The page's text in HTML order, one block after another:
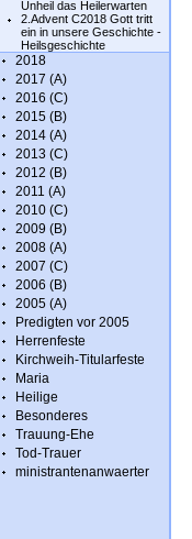
Unheil das Heilerwarten
2.Advent C2018 Gott tritt
ein in unsere Geschichte -
Heilsgeschichte
2018
2017 (A)
2016 (C)
2015 (B)
2014 (A)
2013 (C)
2012 (B)
2011 (A)
2010 (C)
2009 (B)
2008 (A)
2007 (C)
2006 (B)
2005 (A)
Predigten vor 2005
Herrenfeste
Kirchweih-Titularfeste
Maria
Heilige
Besonderes
Trauung-Ehe
Tod-Trauer
ministrantenanwaerter